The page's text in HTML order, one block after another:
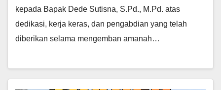
kepada Bapak Dede Sutisna, S.Pd., M.Pd. atas
dedikasi, kerja keras, dan pengabdian yang telah
diberikan selama mengemban amanah…